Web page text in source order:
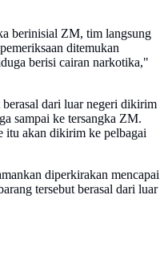
berinisial ZM, tim langsung
ditemukan
berisi cairan narkotika,"
dari luar negeri dikirim
sampai ke tersangka ZM.
itu akan dikirim ke pelbagai
diperkirakan mencapai
tersebut berasal dari luar